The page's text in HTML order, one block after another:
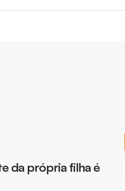
da própria filha é